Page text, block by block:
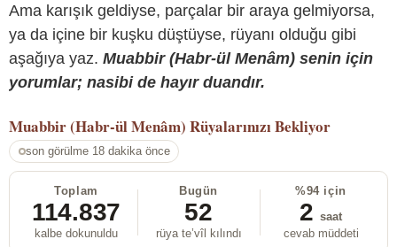
Ama karışık geldiyse, parçalar bir araya gelmiyorsa,
ya da içine bir kuşku düştüyse, rüyanı olduğu gibi
aşağıya yaz. Muabbir (Habr-ül Menâm) senin için
yorumlar; nasibi de hayır duandır.
Muabbir (Habr-ül Menâm) Rüyalarınızı Bekliyor
son görülme 18 dakika önce
Toplam
114.837
kalbe dokunuldu
Bugün
52
rüya te’vîl kılındı
%94 için
2 saat
cevab müddeti